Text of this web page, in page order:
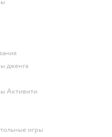
дженга
Активити
игры